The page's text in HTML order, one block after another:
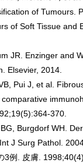
of Tumours.
of Soft Tissue and
JR. Enzinger and
Elsevier, 2014.
Pui J, et al.
370.
Burgdorf WH.
J Surg Pathol.
3例. 皮膚.